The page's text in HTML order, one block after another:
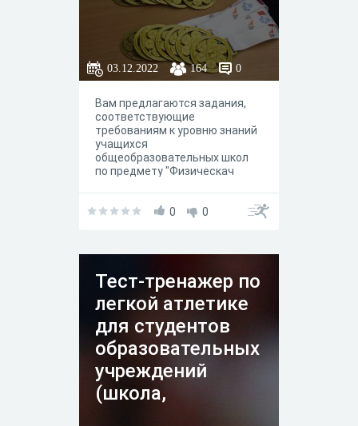
03.12.2022 164 0
Вам предлагаются задания,
соответствующие
требованиям к уровню знаний
учащихся
общеобразовательных школ
по предмету "Физическач
0 0
Тест-тренажер по
легкой атлетике
для студентов
образовательных
учреждений
(школа,